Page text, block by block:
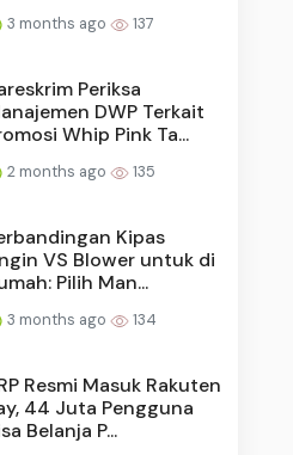
3 months ago 137
Periksa
DWP Terkait
Whip Pink Ta...
2 months ago 135
Kipas
VS Blower untuk di
Pilih Man...
3 months ago 134
Resmi Masuk Rakuten
44 Juta Pengguna
Belanja P...